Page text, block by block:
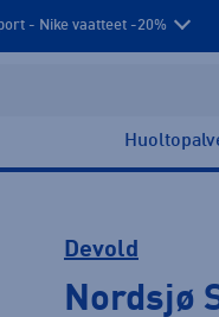
- Nike vaatteet -20%
Devold
Nordsjø